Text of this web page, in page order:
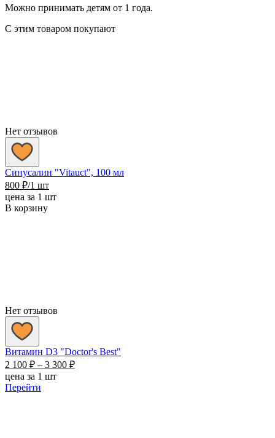
Можно принимать детям от 1 года.
С этим товаром покупают
Нет отзывов
Синусалин "Vitauct", 100 мл
800 ₽/1 шт
цена за 1 шт
В корзину
Нет отзывов
Витамин D3 "Doctor's Best"
2 100 ₽ – 3 300 ₽Диапазон
цена за 1 шт
Перейти